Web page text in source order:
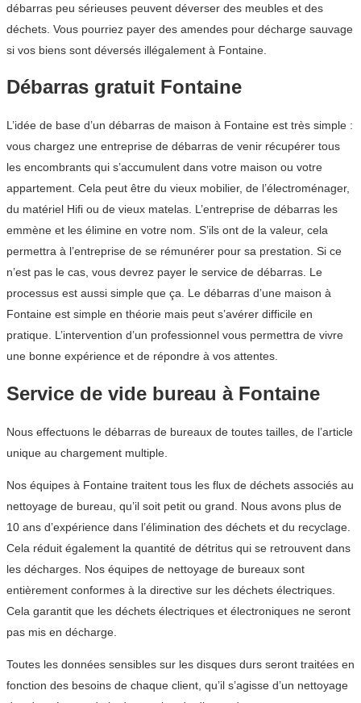
débarras peu sérieuses peuvent déverser des meubles et des
déchets. Vous pourriez payer des amendes pour décharge sauvage
si vos biens sont déversés illégalement à Fontaine.
Débarras gratuit Fontaine
L’idée de base d’un débarras de maison à Fontaine est très simple :
vous chargez une entreprise de débarras de venir récupérer tous
les encombrants qui s’accumulent dans votre maison ou votre
appartement. Cela peut être du vieux mobilier, de l’électroménager,
du matériel Hifi ou de vieux matelas. L’entreprise de débarras les
emmène et les élimine en votre nom. S’ils ont de la valeur, cela
permettra à l’entreprise de se rémunérer pour sa prestation. Si ce
n’est pas le cas, vous devrez payer le service de débarras. Le
processus est aussi simple que ça. Le débarras d’une maison à
Fontaine est simple en théorie mais peut s’avérer difficile en
pratique. L’intervention d’un professionnel vous permettra de vivre
une bonne expérience et de répondre à vos attentes.
Service de vide bureau à Fontaine
Nous effectuons le débarras de bureaux de toutes tailles, de l’article
unique au chargement multiple.
Nos équipes à Fontaine traitent tous les flux de déchets associés au
nettoyage de bureau, qu’il soit petit ou grand. Nous avons plus de
10 ans d’expérience dans l’élimination des déchets et du recyclage.
Cela réduit également la quantité de détritus qui se retrouvent dans
les décharges. Nos équipes de nettoyage de bureaux sont
entièrement conformes à la directive sur les déchets électriques.
Cela garantit que les déchets électriques et électroniques ne seront
pas mis en décharge.
Toutes les données sensibles sur les disques durs seront traitées en
fonction des besoins de chaque client, qu’il s’agisse d’un nettoyage